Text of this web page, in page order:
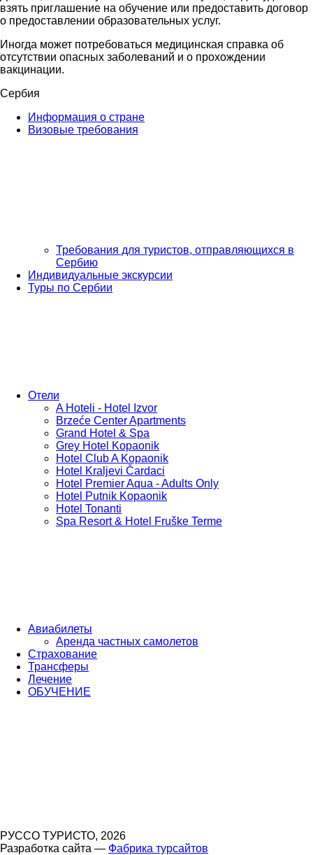
взять приглашение на обучение или предоставить договор
о предоставлении образовательных услуг.
Иногда может потребоваться медицинская справка об
отсутствии опасных заболеваний и о прохождении
вакцинации.
Сербия
Информация о стране
Визовые требования
Требования для туристов, отправляющихся в
Сербию
Индивидуальные экскурсии
Туры по Сербии
Отели
A Hoteli - Hotel Izvor
Brzeće Center Apartments
Grand Hotel & Spa
Grey Hotel Kopaonik
Hotel Club A Kopaonik
Hotel Kraljevi Čardaci
Hotel Premier Aqua - Adults Only
Hotel Putnik Kopaonik
Hotel Tonanti
Spa Resort & Hotel Fruške Terme
Авиабилеты
Аренда частных самолетов
Страхование
Трансферы
Лечение
ОБУЧЕНИЕ
РУССО ТУРИСТО, 2026
Разработка сайта — Фабрика турсайтов